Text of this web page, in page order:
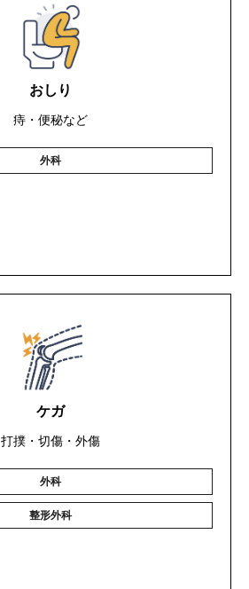
おしり
痔・便秘など
外科
ケガ
打撲・切傷・外傷
外科
整形外科